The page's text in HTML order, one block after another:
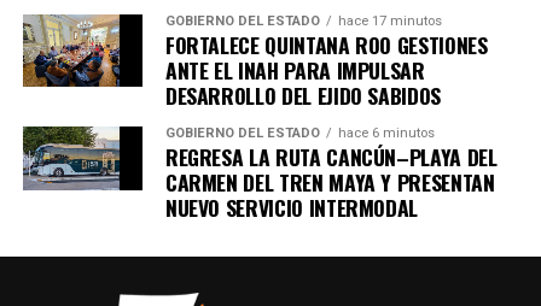
GOBIERNO DEL ESTADO hace 17 minutos
FORTALECE QUINTANA ROO GESTIONES
ANTE EL INAH PARA IMPULSAR
DESARROLLO DEL EJIDO SABIDOS
GOBIERNO DEL ESTADO hace 6 minutos
REGRESA LA RUTA CANCÚN–PLAYA DEL
CARMEN DEL TREN MAYA Y PRESENTAN
NUEVO SERVICIO INTERMODAL